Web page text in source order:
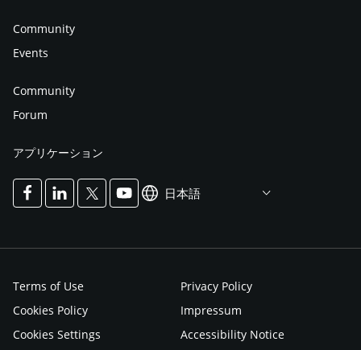
Community
Events
Community
Forum
アプリケーション
日本語
Terms of Use
Privacy Policy
Cookies Policy
Impressum
Cookies Settings
Accessibility Notice